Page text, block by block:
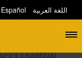
Español اللغة العربية